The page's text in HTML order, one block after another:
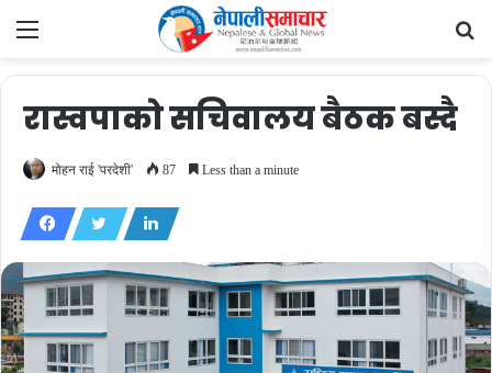
Menu
रास्वपाको सचिवालय बैठक बस्दै
मोहन राई 'परदेशी' 87 Less than a minute